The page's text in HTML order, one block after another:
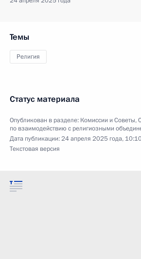
Темы
Религия
Статус материала
Опубликован в разделе: Комиссии и Советы,
по взаимодействию с религиозными
Дата публикации:24 апреля 2025 года,
Текстовая версия